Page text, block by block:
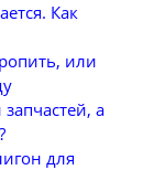
Как
или
а
для